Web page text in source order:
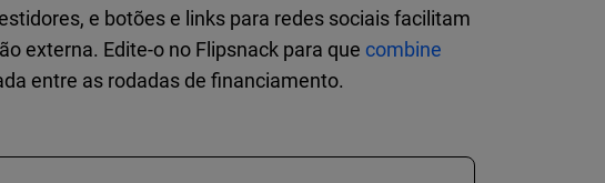
e botões e links para redes sociais facilitam
externa. Edite-o no Flipsnack para que combine
entre as rodadas de financiamento.